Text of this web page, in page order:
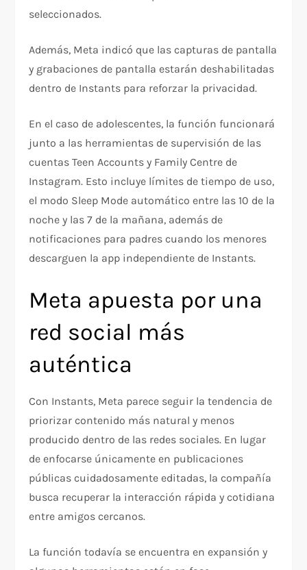
seleccionados.
Además, Meta indicó que las capturas de pantalla
y grabaciones de pantalla estarán deshabilitadas
dentro de Instants para reforzar la privacidad.
En el caso de adolescentes, la función funcionará
junto a las herramientas de supervisión de las
cuentas Teen Accounts y Family Centre de
Instagram. Esto incluye límites de tiempo de uso,
el modo Sleep Mode automático entre las 10 de la
noche y las 7 de la mañana, además de
notificaciones para padres cuando los menores
descarguen la app independiente de Instants.
Meta apuesta por una
red social más
auténtica
Con Instants, Meta parece seguir la tendencia de
priorizar contenido más natural y menos
producido dentro de las redes sociales. En lugar
de enfocarse únicamente en publicaciones
públicas cuidadosamente editadas, la compañía
busca recuperar la interacción rápida y cotidiana
entre amigos cercanos.
La función todavía se encuentra en expansión y